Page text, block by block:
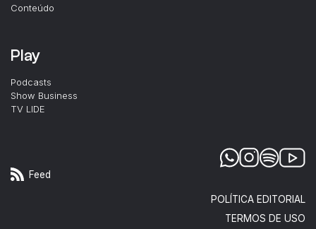
Conteúdo
Play
Podcasts
Show Business
TV LIDE
Feed
POLÍTICA EDITORIAL
TERMOS DE USO